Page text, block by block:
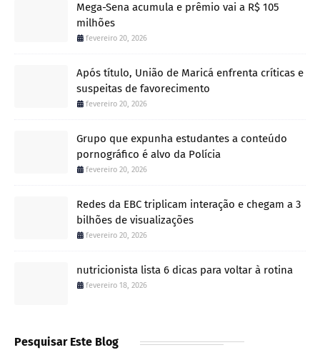
Mega-Sena acumula e prêmio vai a R$ 105
milhões
fevereiro 20, 2026
Após título, União de Maricá enfrenta críticas e
suspeitas de favorecimento
fevereiro 20, 2026
Grupo que expunha estudantes a conteúdo
pornográfico é alvo da Polícia
fevereiro 20, 2026
Redes da EBC triplicam interação e chegam a 3
bilhões de visualizações
fevereiro 20, 2026
nutricionista lista 6 dicas para voltar à rotina
fevereiro 18, 2026
Pesquisar Este Blog